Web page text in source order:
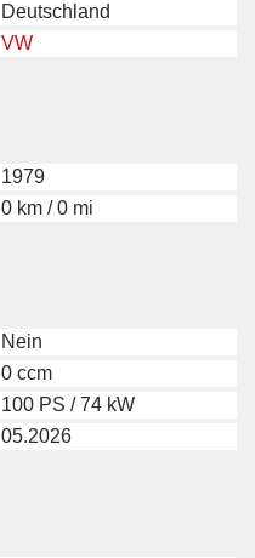
Deutschland
VW
1979
0 km / 0 mi
Nein
0 ccm
100 PS / 74 kW
05.2026